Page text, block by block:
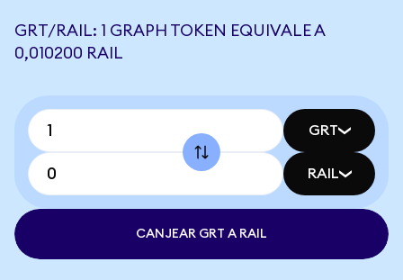
GRT/RAIL: 1 GRAPH TOKEN EQUIVALE A
0,010200 RAIL
GRT
RAIL
CANJEAR GRT A RAIL